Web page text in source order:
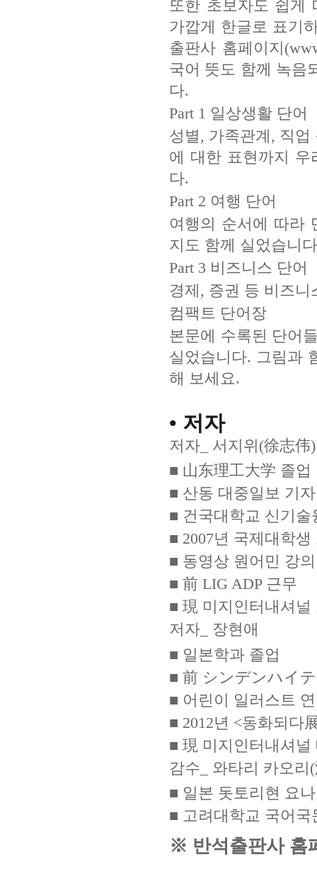
또한 초보자도 쉽게
가깝게 한글로 표기
출판사 홈페이지
국어 뜻도 함께 녹음
다.
Part 1 일상생활 단어
성별, 가족관계, 직
에 대한 표현까지 우
다.
Part 2 여행 단어
여행의 순서에 따라
지도 함께 실었습니
Part 3 비즈니스 단어
경제, 증권 등 비즈
컴팩트 단어장
본문에 수록된 단어
실었습니다. 그림과
해 보세요.
• 저자
저자_ 서지위(徐志伟)
■ 山东理工大学 졸업
■ 산동 대중일보 기
■ 건국대학교 신기
■ 2007년 국제대학
■ 동영상 원어민 강
■ 前 LIG ADP 근무
■ 現 미지인터내셔널
저자_ 장현애
■ 일본학과 졸업
■ 前 シンデンハイ
■ 어린이 일러스트
■ 2012년 <동화되다
■ 現 미지인터내셔널
감수_ 와타리 카오리
■ 일본 돗토리현 요
■ 고려대학교 국어국
※ 반석출판사 홈